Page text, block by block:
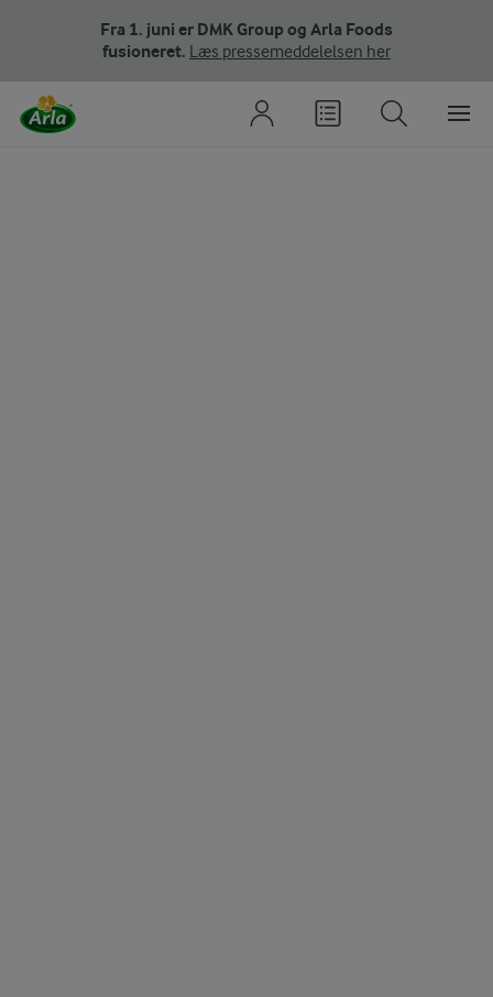
Fra 1. juni er DMK Group og Arla Foods
fusioneret. Læs pressemeddelelsen her